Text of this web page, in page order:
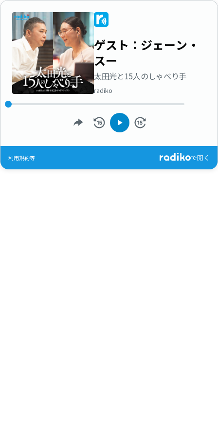
ゲスト：ジェーン・
スー
太田光と15人のしゃべり手
radiko
利用規約等 で開く